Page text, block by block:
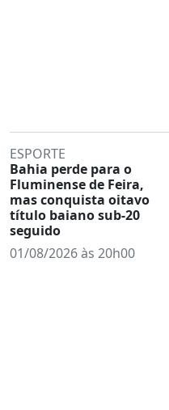
ESPORTE
Bahia perde para o
Fluminense de Feira,
mas conquista oitavo
título baiano sub-20
seguido
01/08/2026 às 20h00